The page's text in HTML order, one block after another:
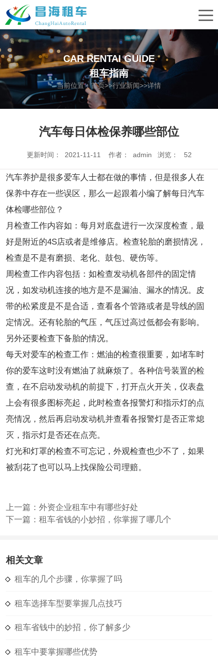
CAR RENTAI GUIDE
租车指南
当前位置：首页>>行业新闻>>详情
汽车每日体检保养哪些部位
更新时间： 2021-11-11 作者： admin 浏览： 52
汽车养护是很多爱车人士都在做的事情，但是很多人在
保养中存在一些误区，那么一起跟着小编了解每日汽车
体检哪些部位？
月检查工作内容如：每月对底盘进行一次深度检查，最
好是附近的4S店或者是维修店。检查轮胎的磨损情况，
检查是不是有磨损、老化、鼓包、硬伤等。
周检查工作内容包括：如检查发动机各部件的固定情
况，如发动机连接的地方是不是漏油、漏水的情况。皮
带的松紧度是不是合适，查看各个管路或者是导线的固
定情况。还有轮胎的气压，气压过高过低都会有影响。
另外还要检查下备胎的情况。
每天对爱车的检查工作：燃油的检查很重要，如堵车时
你的爱车这时没有燃油了就麻烦了。各种信号装置的检
查，在不启动发动机的前提下，打开点火开关，仪表盘
上会有很多图标亮起，此时检查各报警灯和指示灯的点
亮情况，然后再启动发动机并查看各报警灯是否正常熄
灭，指示灯是否还在点亮。
灯光和灯罩的检查不可忘记，外观检查也少不了，如果
被刮花了也可以马上找保险公司理赔。
上一篇： 外资企业租车中有哪些好处
下一篇： 租车省钱的小妙招，你掌握了哪几个
相关文章
租车的几个步骤，你掌握了吗
租车选择车型要掌握几点技巧
租车省钱中的妙招，你了解多少
租车中要掌握哪些优势